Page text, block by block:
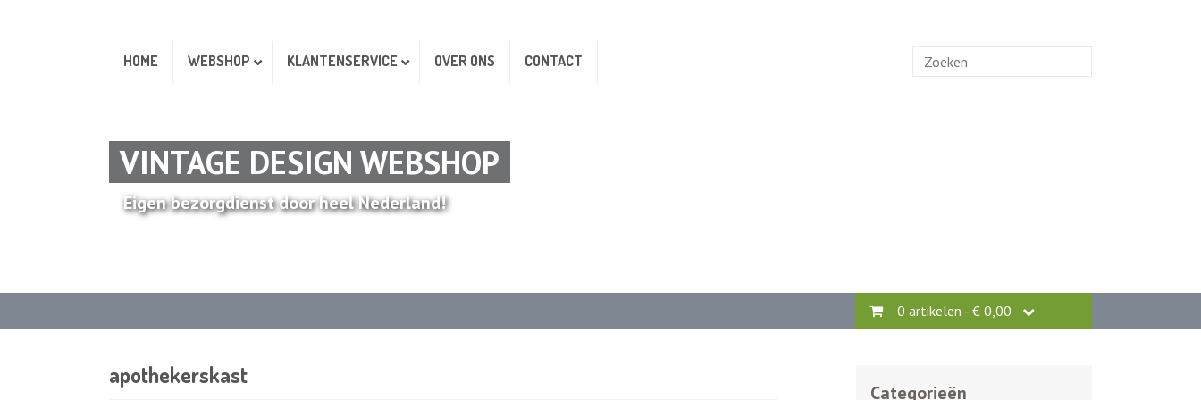
HOME WEBSHOP KLANTENSERVICE OVER ONS CONTACT
Zoek
VINTAGE DESIGN WEBSHOP
Eigen bezorgdienst door heel Nederland!
0 artikelen - € 0,00
apothekerskast
Categorieën